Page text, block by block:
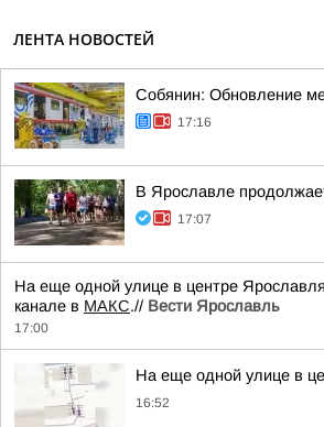
ЛЕНТА НОВОСТЕЙ
Собянин: Обновление
17:16
В Ярославле
17:07
На еще одной улице в центре
канале в МАКС.// Вести Ярославль
17:00
На еще одной улице в
16:52